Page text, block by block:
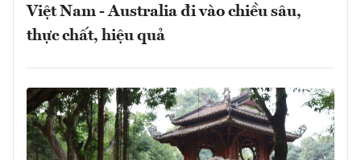
Việt Nam - Australia đi vào chiều sâu,
thực chất, hiệu quả